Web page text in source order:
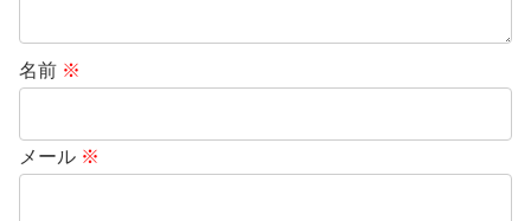
名前 ※
メール ※